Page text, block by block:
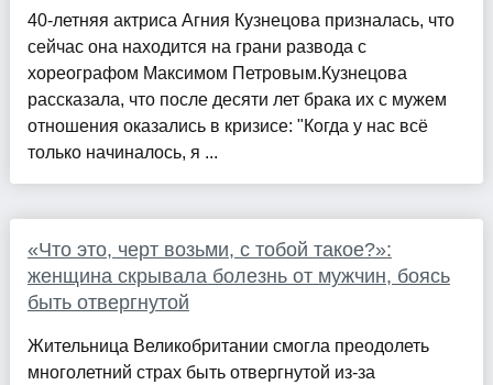
40-летняя актриса Агния Кузнецова призналась, что
сейчас она находится на грани развода с
хореографом Максимом Петровым.Кузнецова
рассказала, что после десяти лет брака их с мужем
отношения оказались в кризисе: "Когда у нас всё
только начиналось, я ...
«Что это, черт возьми, с тобой такое?»:
женщина скрывала болезнь от мужчин, боясь
быть отвергнутой
Жительница Великобритании смогла преодолеть
многолетний страх быть отвергнутой из-за